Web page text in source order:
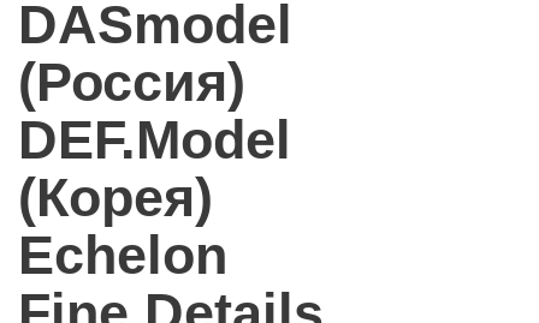
DASmodel
(Россия)
DEF.Model
(Корея)
Echelon